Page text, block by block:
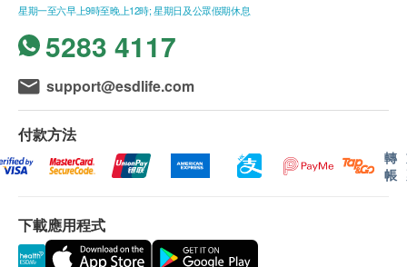
星期一至六早上9時至晚上12時; 星期日及公眾假期休息
5283 4117
support@esdlife.com
付款方法
轉
帳
下載應用程式